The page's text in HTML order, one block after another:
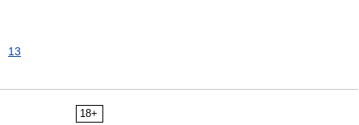
13
18+